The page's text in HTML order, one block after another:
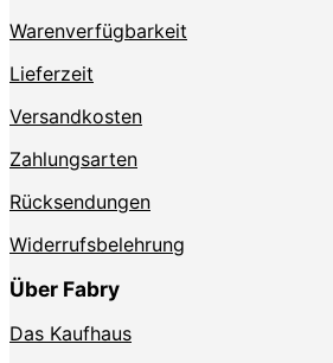
Warenverfügbarkeit
Lieferzeit
Versandkosten
Zahlungsarten
Rücksendungen
Widerrufsbelehrung
Über Fabry
Das Kaufhaus